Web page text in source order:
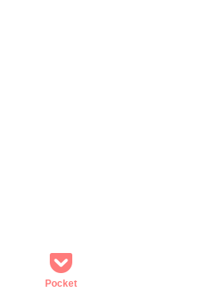
Pocket